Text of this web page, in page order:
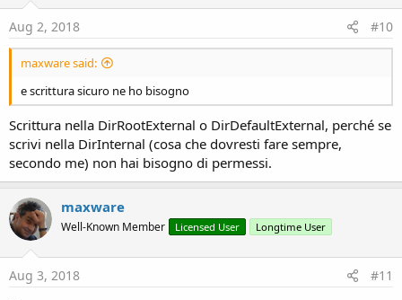
n
Aug 2, 2018 #10
maxware said:
e scrittura sicuro ne ho bisogno
Scrittura nella DirRootExternal o DirDefaultExternal, perché se
scrivi nella DirInternal (cosa che dovresti fare sempre,
secondo me) non hai bisogno di permessi.
maxware
Well-Known Member Licensed User Longtime User
Aug 3, 2018 #11